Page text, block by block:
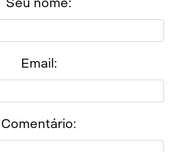
Email:
Comentário: